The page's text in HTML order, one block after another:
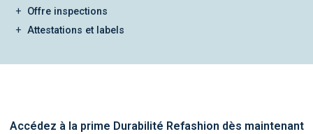
Offre inspections
Attestations et labels
Accédez à la prime Durabilité Refashion dès maintenant